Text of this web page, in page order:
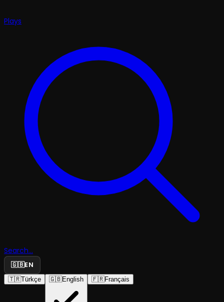
Plays
Search...
🇬🇧EN
🇹🇷Türkçe 🇬🇧English 🇫🇷Français